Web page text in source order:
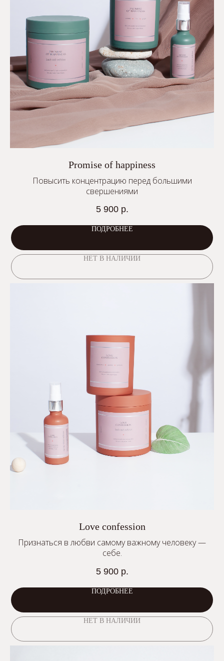
Promise of happiness
Повысить концентрацию перед большими
свершениями
5 900 р.
ПОДРОБНЕЕ
НЕТ В НАЛИЧИИ
Love confession
Признаться в любви самому важному человеку —
себе.
5 900 р.
ПОДРОБНЕЕ
НЕТ В НАЛИЧИИ